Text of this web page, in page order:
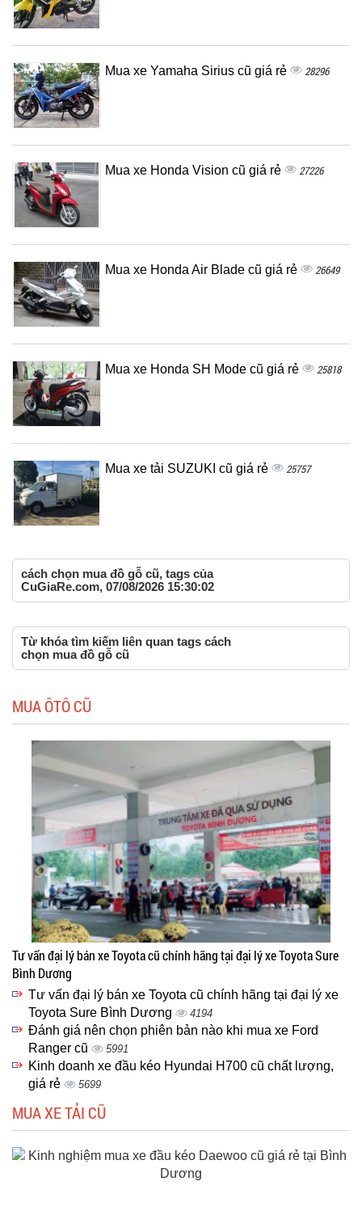
Mua xe Yamaha Sirius cũ giá rẻ 28296
Mua xe Honda Vision cũ giá rẻ 27226
Mua xe Honda Air Blade cũ giá rẻ 26649
Mua xe Honda SH Mode cũ giá rẻ 25818
Mua xe tải SUZUKI cũ giá rẻ 25757
cách chọn mua đồ gỗ cũ, tags của
CuGiaRe.com, 07/08/2026 15:30:02
Từ khóa tìm kiếm liên quan tags cách
chọn mua đồ gỗ cũ
MUA ÔTÔ CŨ
Tư vấn đại lý bán xe Toyota cũ chính hãng tại đại lý xe Toyota Sure
Bình Dương
Tư vấn đại lý bán xe Toyota cũ chính hãng tại đại lý xe
Toyota Sure Bình Dương
4194
Đánh giá nên chọn phiên bản nào khi mua xe Ford
Ranger cũ
5991
Kinh doanh xe đầu kéo Hyundai H700 cũ chất lượng,
giá rẻ
5699
MUA XE TẢI CŨ